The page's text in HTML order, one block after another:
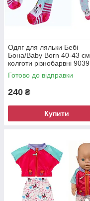
Одяг для ляльки Бебі
Бона/Baby Born 40-43 см
колготи різнобарвні 9039
Готово до відправки
240 ₴
Купити